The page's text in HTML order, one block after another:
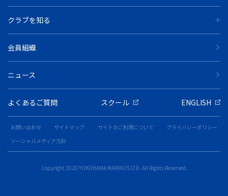
クラブを知る
会員組織
ニュース
よくあるご質問 スクール ENGLISH
お問い合わせ サイトマップ サイトのご利用について
プライバシーポリシー
ソーシャルメディア方針
Copyright 2020 YOKOHAMA MARINOS LTD. All Rights Reserved.